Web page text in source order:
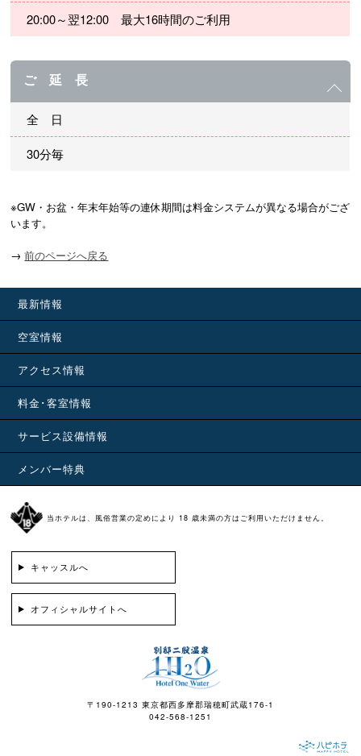
20:00～翌12:00 最大16時間のご利用
ご 延 長
全 日
30分毎
※GW・お盆・年末年始等の連休期間は料金システムが異なる場合がござ
います。
→ 前のページへ戻る
最新情報
空室情報
アクセス情報
料金･客室情報
サービス設備情報
メンバー特典
当ホテルは、風俗営業の定めにより 18 歳未満の方はご利用いただけません。
キャッスルへ
オフィシャルサイトへ
〒190-1213 東京都西多摩郡瑞穂町武蔵176-1
042-568-1251